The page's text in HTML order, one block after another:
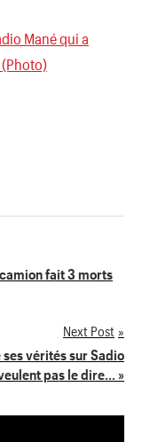
Mané qui a
fait 3 morts
Next Post
vérités sur Sadio
pas le dire… »